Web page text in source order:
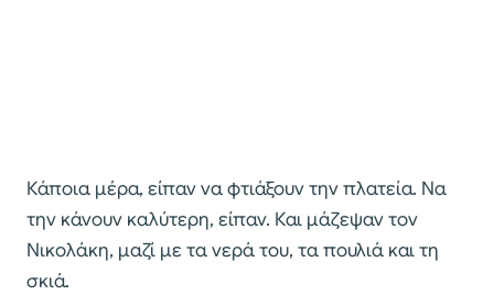
Κάποια μέρα, είπαν να φτιάξουν την πλατεία. Να
την κάνουν καλύτερη, είπαν. Και μάζεψαν τον
Νικολάκη, μαζί με τα νερά του, τα πουλιά και τη
σκιά.